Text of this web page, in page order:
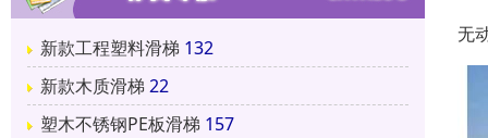
新款工程塑料滑梯 132
新款木质滑梯 22
塑木不锈钢PE板滑梯 157
无